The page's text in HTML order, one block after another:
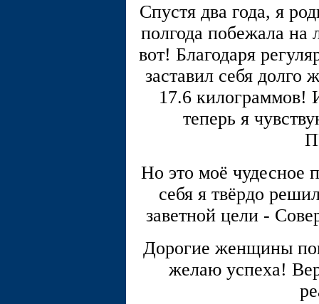
Спустя два года, я
полгода побежала
вот! Благодаря
заставил себя долго
17.6 килограммов!
теперь я
Но это моё чудесное
себя я твёрдо
заветной цели -
Дорогие женщины
желаю успеха!